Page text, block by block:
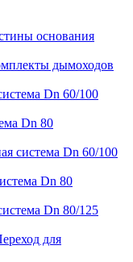
основания
дымоходов
Dn 60/100
Dn 80
Dn 60/100
Dn 80
Dn 80/125
для